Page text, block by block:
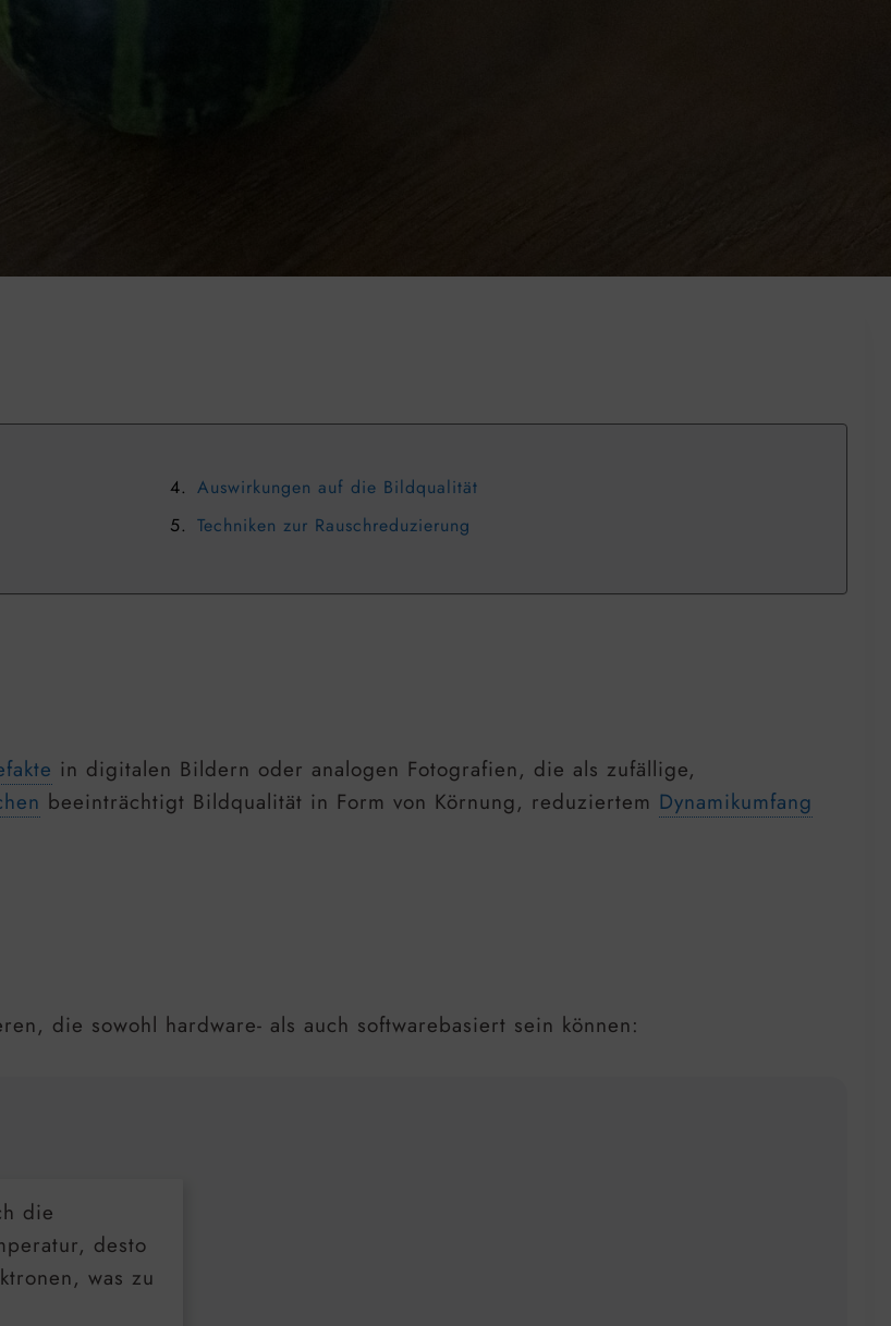
Auswirkungen auf die Bildqualität
Techniken zur Rauschreduzierung
in digitalen Bildern oder analogen Fotografien, die als zufällige,
beeinträchtigt Bildqualität in Form von Körnung, reduziertem Dynamikumfang
die sowohl hardware- als auch softwarebasiert sein können:
die
desto
was zu